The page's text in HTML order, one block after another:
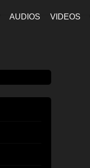
AUDIOS VIDEOS